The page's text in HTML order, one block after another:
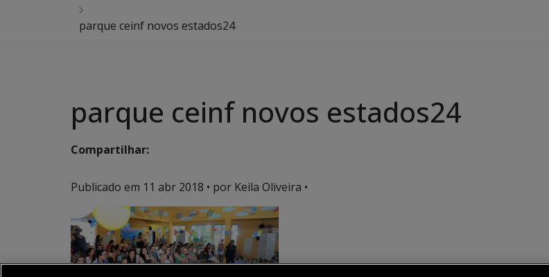
parque ceinf novos estados24
parque ceinf novos estados24
Compartilhar:
Publicado em 11 abr 2018 • por Keila Oliveira •